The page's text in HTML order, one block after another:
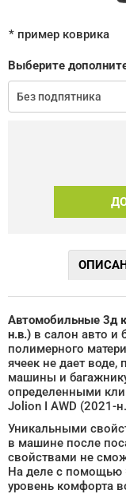
* пример коврика
Выберите
Автомобильные 3д
н.в.) в салон авто и
полимерного
ячеек не дает воде,
машины и
определенными
Jolion I AWD (2021-
Уникальными
в машине после
свойствами не
На деле с помощью
уровень комфорта